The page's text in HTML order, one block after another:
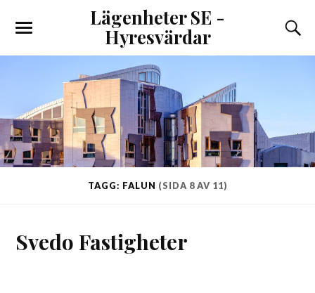
Lägenheter SE -
Hyresvärdar
TAGG: FALUN (SIDA 8 AV 11)
Svedo Fastigheter